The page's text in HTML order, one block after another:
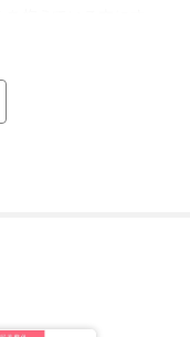
ンセプトに作られ
ョーツ エアー プ